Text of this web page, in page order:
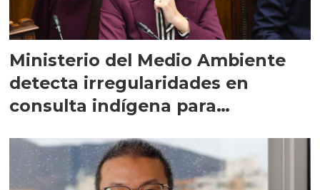
Ministerio del Medio Ambiente
detecta irregularidades en
consulta indígena para